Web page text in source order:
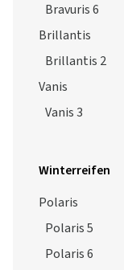
Bravuris 6
Brillantis
Brillantis 2
Vanis
Vanis 3
Winterreifen
Polaris
Polaris 5
Polaris 6